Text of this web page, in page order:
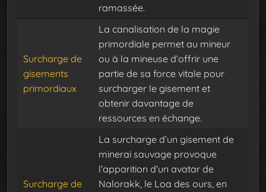
ramassée.
Surcharge de
gisements
primordiaux
La canalisation de la magie
primordiale permet au mineur
ou à la mineuse d’offrir une
partie de sa force vitale pour
surcharger le gisement et
obtenir davantage de
ressources en échange.
Surcharge de
La surcharge d’un gisement de
minerai sauvage provoque
l’apparition d’un avatar de
Nalorakk, le Loa des ours, en